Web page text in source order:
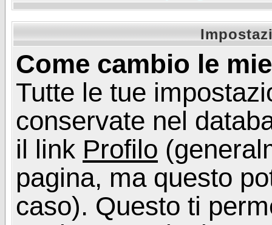
Come cambio le
Tutte le tue
conservate nel
il link Profilo
pagina, ma questo
caso). Questo ti